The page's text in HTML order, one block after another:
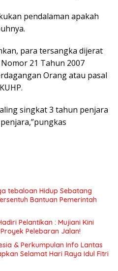
pendalaman apakah
para tersangka dijerat
21 Tahun 2007
Orang atau pasal
singkat 3 tahun penjara
tebaloan Hidup Sebatang
Bantuan Pemerintah
Pelantikan : Mujiani Kini
Pelebaran Jalan!
& Perkumpulan Info Lantas
Selamat Hari Raya Idul Fitri